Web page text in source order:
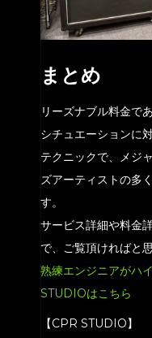
まとめ
リーズナブル料金で
シチュエーションに
テクニックで、メジ
ズアーティストの多
す。
サービス詳細や料金
で、ご覧頂ければと思
熟練エンジニアがハ
STUDIOはこちら
【CPR STUDIO】